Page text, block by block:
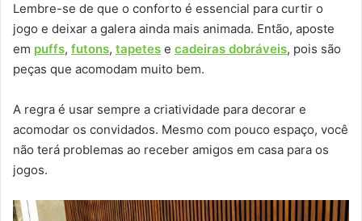
Lembre-se de que o conforto é essencial para curtir o
jogo e deixar a galera ainda mais animada. Então, aposte
em puffs, futons, tapetes e cadeiras dobráveis, pois são
peças que acomodam muito bem.
A regra é usar sempre a criatividade para decorar e
acomodar os convidados. Mesmo com pouco espaço, você
não terá problemas ao receber amigos em casa para os
jogos.